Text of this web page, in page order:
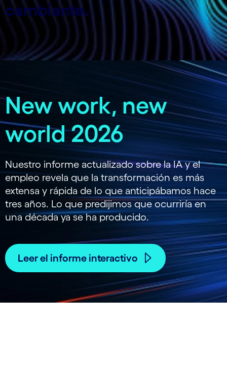
cambiante.
New work, new
world 2026
Nuestro informe actualizado sobre la IA y el
empleo revela que la transformación es más
extensa y rápida de lo que anticipábamos hace
tres años. Lo que predijimos que ocurriría en
una década ya se ha producido.
Leer el informe interactivo